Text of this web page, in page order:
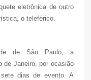
eletrônica de outro
o teleférico.
de São Paulo, a
de Janeiro, por ocasião
dias de evento. A